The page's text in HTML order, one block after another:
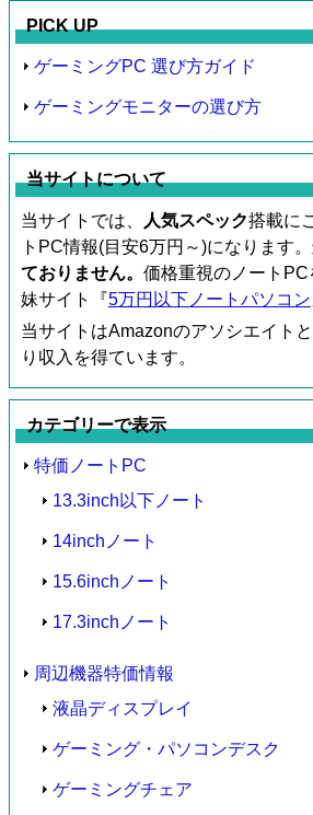
PICK UP
ゲーミングPC 選び方ガイド
ゲーミングモニターの選び方
当サイトについて
当サイトでは、 人気スペック搭載に
トPC情報(目安6万円～)になります。
ておりません。 価格重視のノート
妹サイト『5万円以下ノートパソコン
当サイトはAmazonのアソシエイト
り収入を得ています。
カテゴリーで表示
特価ノートPC
13.3inch以下ノート
14inchノート
15.6inchノート
17.3inchノート
周辺機器特価情報
液晶ディスプレイ
ゲーミング・パソコンデスク
ゲーミングチェア